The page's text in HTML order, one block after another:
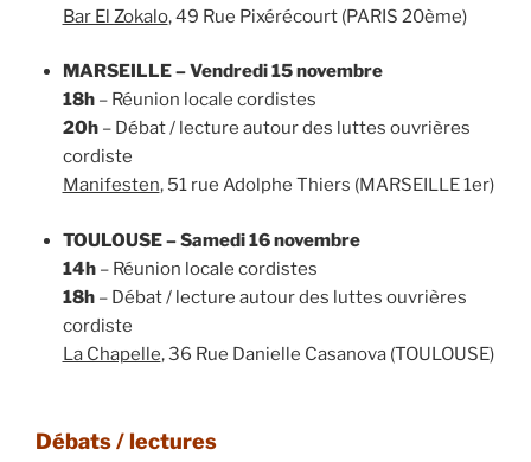
Bar El Zokalo, 49 Rue Pixérécourt (PARIS 20ème)
MARSEILLE – Vendredi 15 novembre
18h– Réunion locale cordistes
20h– Débat / lecture autour des luttes ouvrières
cordiste
Manifesten, 51 rue Adolphe Thiers (MARSEILLE 1er)
TOULOUSE – Samedi 16 novembre
14h– Réunion locale cordistes
18h– Débat / lecture autour des luttes ouvrières
cordiste
La Chapelle, 36 Rue Danielle Casanova (TOULOUSE)
Débats / lectures